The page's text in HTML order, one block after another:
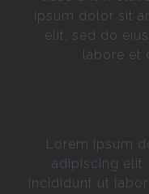
ipsum dolor sit
elit, sed do
labore et
Lorem ipsum
adipiscing
incididunt ut